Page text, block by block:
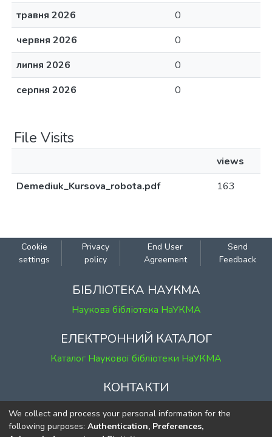
травня 2026
0
червня 2026
0
липня 2026
0
серпня 2026
0
File Visits
views
Demediuk_Kursova_robota.pdf
163
Cookie
settings
Privacy
policy
End User
Agreement
Send
Feedback
БІБЛІОТЕКА НАУКМА
Наукова бібліотека НаУКМА
ЕЛЕКТРОННИЙ КАТАЛОГ
Каталог Наукової бібліотеки НаУКМА
КОНТАКТИ
м. Київ, вул. Григорія Сковороди, 2
к. 1, к. 120
We collect and process your personal information for the
following purposes: Authentication, Preferences,